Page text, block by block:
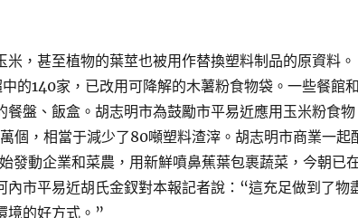
米，甚至植物的葉莖也被用作替換塑料制品的原資料。
的140家，已改用可降解的木薯粉食物袋。一些餐館
餐盤、飯盒。胡志明市為鼓勵市平易近應用玉米粉食物
個，相當于減少了80噸塑料渣滓。胡志明市商業一起
發動企業和菜農，用新鮮噴鼻蕉葉包裹蔬菜，今朝已
內市平易近胡氏金釵對本報記者說：“這充足做到了物
境的好方式。”